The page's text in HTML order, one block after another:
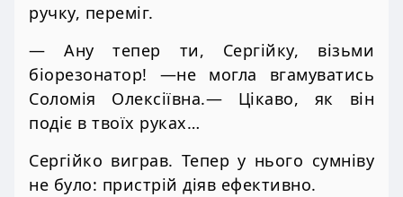
ручку, переміг.
— Ану тепер ти, Сергійку, візьми
біорезонатор! —не могла вгамуватись
Соломія Олексіївна.— Цікаво, як він
подіє в твоїх руках…
Сергійко виграв. Тепер у нього сумніву
не було: пристрій діяв ефективно.